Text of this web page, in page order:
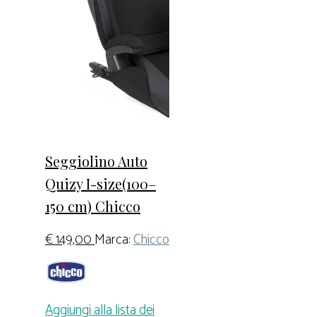
Seggiolino Auto
Quizy I-size(100–
150 cm) Chicco
€149,00Marca:Chicco
Aggiungi alla lista dei